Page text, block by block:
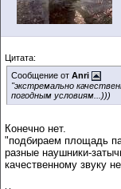
Цитата:
Сообщение от Anri
"экстремально
погодным условиям...)))
Конечно нет.
"подбираем площадь
разные наушники-
качественному звуку